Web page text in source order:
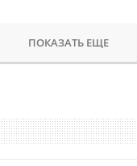
ПОКАЗАТЬ ЕЩЕ